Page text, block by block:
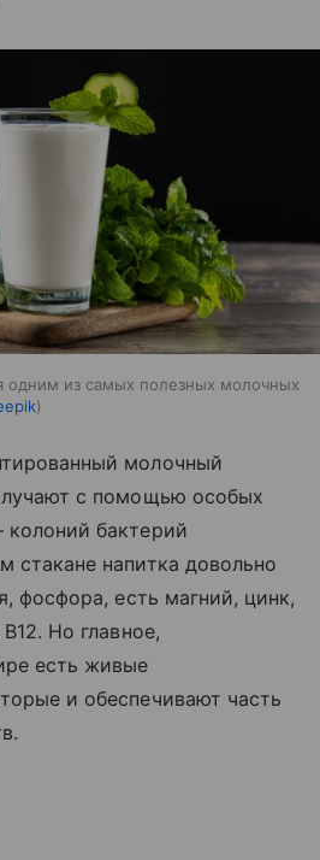
одним из самых полезных молочных
молочный
с помощью особых
бактерий
напитка довольно
фосфора, есть магний, цинк,
Но главное,
есть живые
и обеспечивают часть